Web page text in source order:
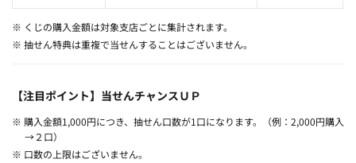
※ くじの購入金額は対象支店ごとに集計されます。
※ 抽せん特典は重複で当せんすることはございません。
【注目ポイント】当せんチャンスＵＰ
※ 購入金額1,000円につき、抽せん口数が1口になります。（例：2,000円購入
→２口）
※ 口数の上限はございません。